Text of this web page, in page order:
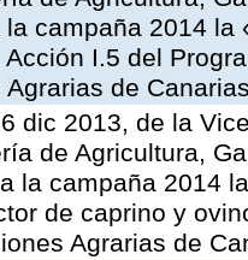
campaña 2014
I.5 del
de
dic 2013, de la
de Agricultura,
la campaña 2014
de caprino y
Agrarias de